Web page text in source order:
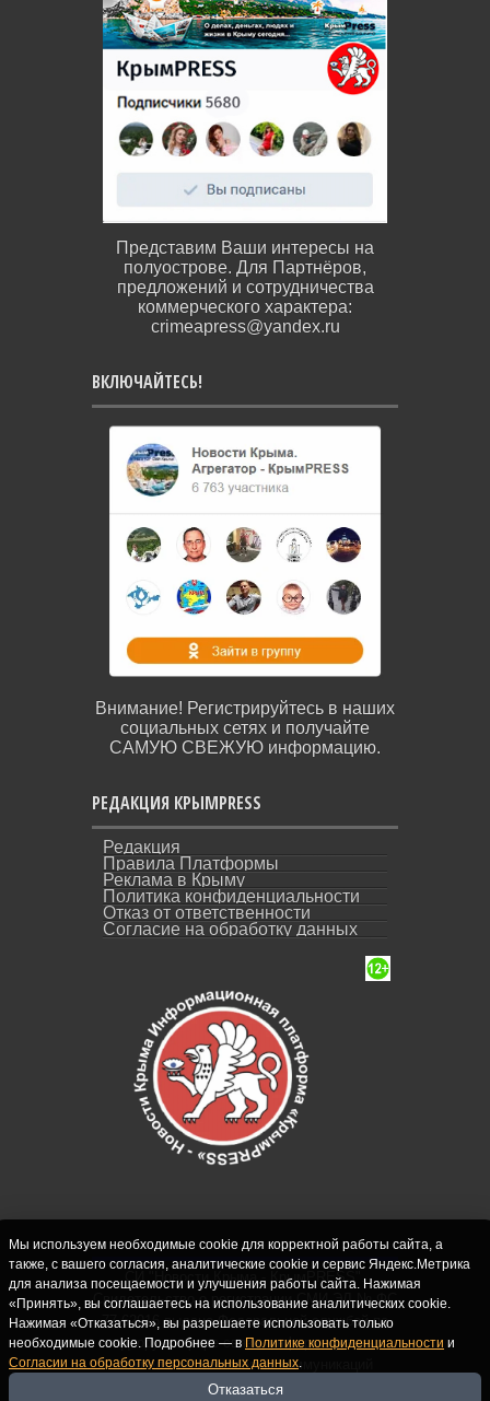
Представим Ваши интересы на
полуострове. Для Партнёров,
предложений и сотрудничества
коммерческого характера:
crimeapress@yandex.ru
ВКЛЮЧАЙТЕСЬ!
Внимание! Регистрируйтесь в наших
социальных сетях и получайте
САМУЮ СВЕЖУЮ информацию.
РЕДАКЦИЯ КРЫМPRESS
Редакция
Правила Платформы
Реклама в Крыму
Политика конфиденциальности
Отказ от ответственности
Согласие на обработку данных
СИ "Новости Крыма - КрымPRESS".
Свидетельство о регистрации СМИ ЭЛ № ФС
77-62916 выдано Федеральной службой по
надзору в сфере связи, информационных
технологий и массовых коммуникаций
(Роскомнадзор) 10.09.2015. Учредитель и
Мы используем необходимые cookie для корректной работы сайта, а
также, с вашего согласия, аналитические cookie и сервис Яндекс.Метрика
для анализа посещаемости и улучшения работы сайта. Нажимая
«Принять», вы соглашаетесь на использование аналитических cookie.
Нажимая «Отказаться», вы разрешаете использовать только
необходимые cookie. Подробнее — в Политике конфиденциальности и
Согласии на обработку персональных данных.
Отказаться